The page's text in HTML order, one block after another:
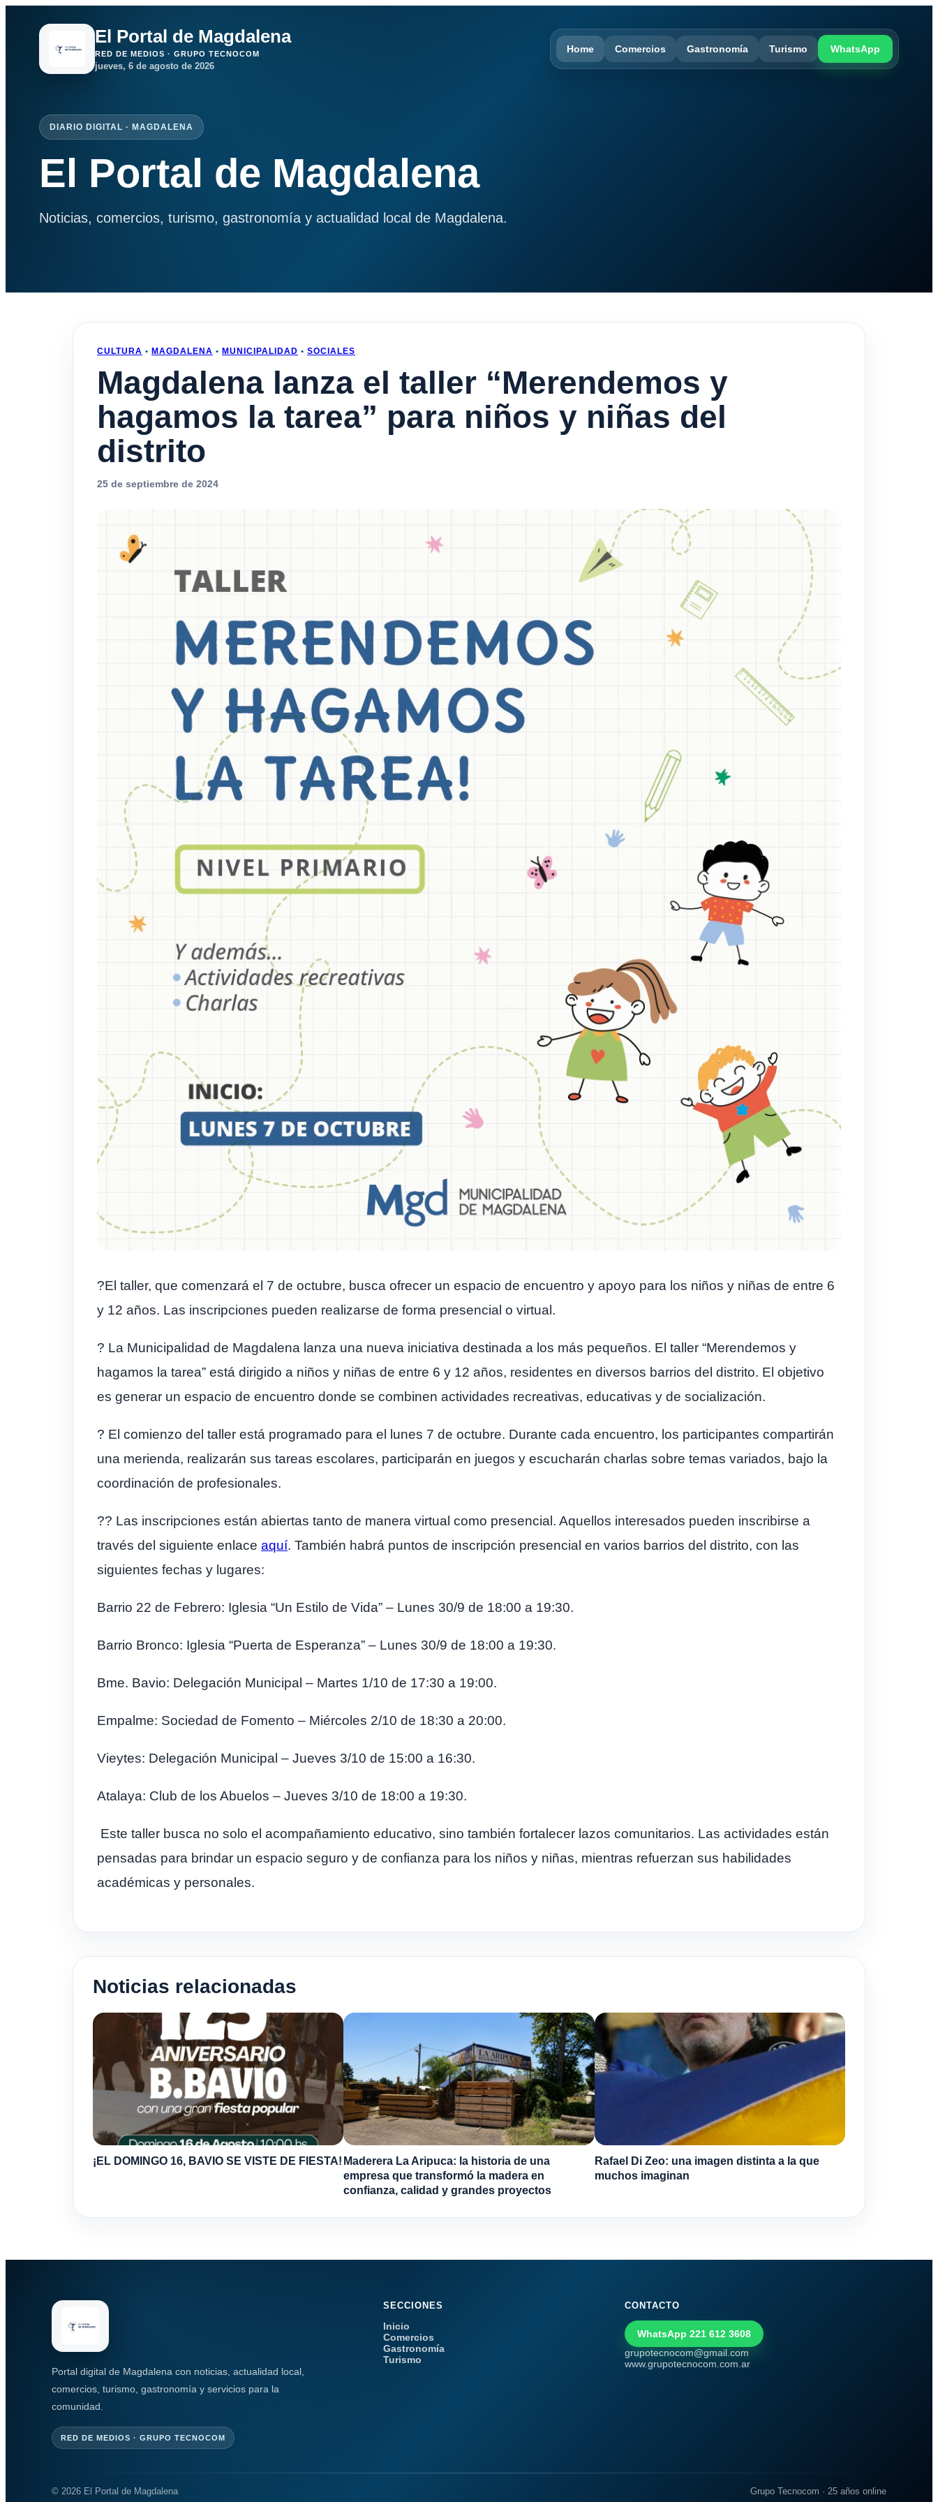
El Portal de Magdalena
RED DE MEDIOS · GRUPO TECNOCOM
jueves, 6 de agosto de 2026
Home Comercios Gastronomía Turismo WhatsApp
DIARIO DIGITAL · MAGDALENA
El Portal de Magdalena
Noticias, comercios, turismo, gastronomía y actualidad local de Magdalena.
CULTURA • MAGDALENA • MUNICIPALIDAD • SOCIALES
Magdalena lanza el taller “Merendemos y
hagamos la tarea” para niños y niñas del
distrito
25 de septiembre de 2024
?El taller, que comenzará el 7 de octubre, busca ofrecer un espacio de encuentro y apoyo para los niños y niñas de entre 6
y 12 años. Las inscripciones pueden realizarse de forma presencial o virtual.
? La Municipalidad de Magdalena lanza una nueva iniciativa destinada a los más pequeños. El taller “Merendemos y
hagamos la tarea” está dirigido a niños y niñas de entre 6 y 12 años, residentes en diversos barrios del distrito. El objetivo
es generar un espacio de encuentro donde se combinen actividades recreativas, educativas y de socialización.
? El comienzo del taller está programado para el lunes 7 de octubre. Durante cada encuentro, los participantes compartirán
una merienda, realizarán sus tareas escolares, participarán en juegos y escucharán charlas sobre temas variados, bajo la
coordinación de profesionales.
?? Las inscripciones están abiertas tanto de manera virtual como presencial. Aquellos interesados pueden inscribirse a
través del siguiente enlace aquí. También habrá puntos de inscripción presencial en varios barrios del distrito, con las
siguientes fechas y lugares:
Barrio 22 de Febrero: Iglesia “Un Estilo de Vida” – Lunes 30/9 de 18:00 a 19:30.
Barrio Bronco: Iglesia “Puerta de Esperanza” – Lunes 30/9 de 18:00 a 19:30.
Bme. Bavio: Delegación Municipal – Martes 1/10 de 17:30 a 19:00.
Empalme: Sociedad de Fomento – Miércoles 2/10 de 18:30 a 20:00.
Vieytes: Delegación Municipal – Jueves 3/10 de 15:00 a 16:30.
Atalaya: Club de los Abuelos – Jueves 3/10 de 18:00 a 19:30.
Este taller busca no solo el acompañamiento educativo, sino también fortalecer lazos comunitarios. Las actividades están
pensadas para brindar un espacio seguro y de confianza para los niños y niñas, mientras refuerzan sus habilidades
académicas y personales.
Noticias relacionadas
¡EL DOMINGO 16, BAVIO SE VISTE DE FIESTA! Maderera La Aripuca: la historia de una
empresa que transformó la madera en
confianza, calidad y grandes proyectos
Rafael Di Zeo: una imagen distinta a la que
muchos imaginan
Portal digital de Magdalena con noticias, actualidad local,
comercios, turismo, gastronomía y servicios para la
comunidad.
RED DE MEDIOS · GRUPO TECNOCOM
SECCIONES
Inicio
Comercios
Gastronomía
Turismo
CONTACTO
WhatsApp 221 612 3608
grupotecnocom@gmail.com
www.grupotecnocom.com.ar
© 2026 El Portal de Magdalena Grupo Tecnocom · 25 años online